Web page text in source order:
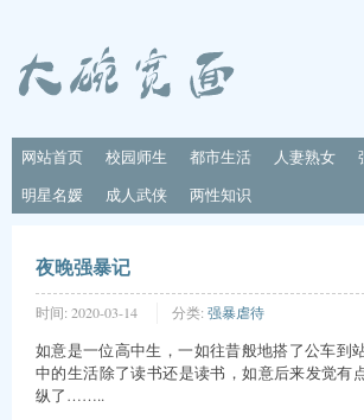
网站首页 校园师生 都市生活 人妻熟女
明星名媛
成人武侠 两性知识
夜晚强暴记
时间: 2020-03-14 分类: 强暴虐待
如意是一位高中生，一如往昔般地搭了公车到
中的生活除了读书还是读书，如意后来发觉有
纵了……..